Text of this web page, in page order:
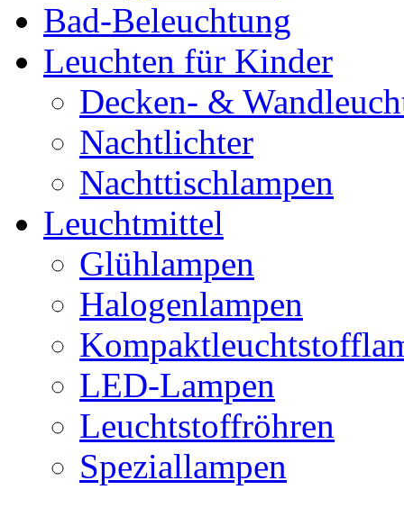
Bad-Beleuchtung
Leuchten für Kinder
Decken- &
Nachtlichter
Nachttischlampen
Leuchtmittel
Glühlampen
Halogenlampen
LED-Lampen
Leuchtstoffröhren
Speziallampen